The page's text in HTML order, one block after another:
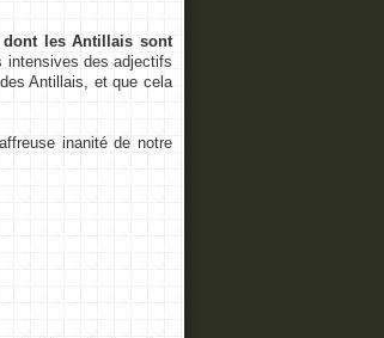
dont les Antillais sont
intensives des adjectifs
Antillais, et que cela
inanité de notre